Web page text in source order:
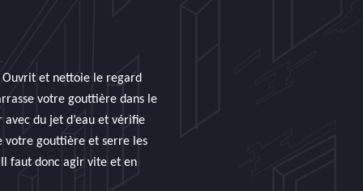
et nettoie le regard
votre gouttière dans le
du jet d’eau et vérifie
votre gouttière et serre les
faut donc agir vite et en